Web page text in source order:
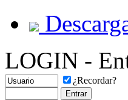
LOGIN -
¿Recordar?